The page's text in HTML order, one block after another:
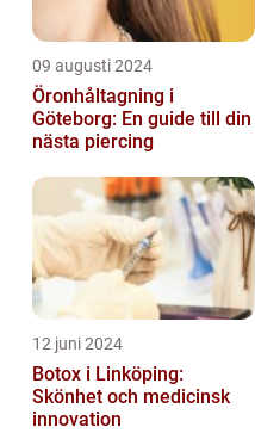
09 augusti 2024
Öronhåltagning i
Göteborg: En guide till din
nästa piercing
12 juni 2024
Botox i Linköping:
Skönhet och medicinsk
innovation